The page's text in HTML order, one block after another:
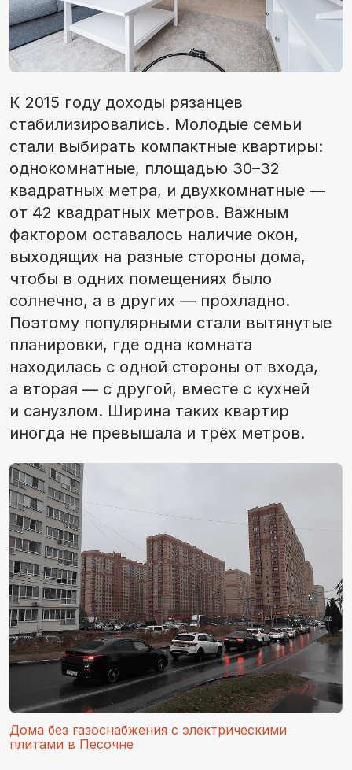
К 2015 году доходы рязанцев
стабилизировались. Молодые семьи
стали выбирать компактные квартиры:
однокомнатные, площадью 30–32
квадратных метра, и двухкомнатные —
от 42 квадратных метров. Важным
фактором оставалось наличие окон,
выходящих на разные стороны дома,
чтобы в одних помещениях было
солнечно, а в других — прохладно.
Поэтому популярными стали вытянутые
планировки, где одна комната
находилась с одной стороны от входа,
а вторая — с другой, вместе с кухней
и санузлом. Ширина таких квартир
иногда не превышала и трёх метров.
Дома без газоснабжения с электрическими
плитами в Песочне